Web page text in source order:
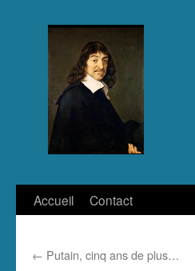
Aller
contenu
Accueil Contact
← Putain, cinq ans de plus…